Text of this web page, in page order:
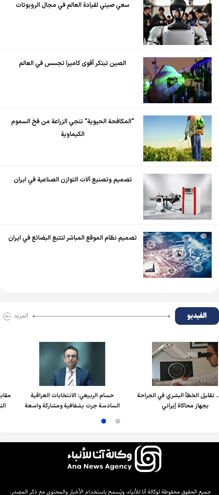
سعي صيني لقيادة العالم في مجال الروبوتات
الصين تبتكر أقوى كاميرا تجسس في العالم
"المكافحة الحيوية" تنجي الزراعة من فخ السموم
الكيماوية
تصميم وتصنيع آلات التوازن الصناعية في ايران
تصميم نظام الموقع المباشر لتتبع البضائع في ايران
الفیدیو المزید
البشري في الجراحة
إيراني
حسام الربیعي: الانتخابات العراقية
السادسة جرت بشفافية ومشاركة واسعة
مقابلة مع علي
النهج الوطني
جميع الحقوق محفوظة لوكالة آنا للأنباء، ويُسمح باستخدام الأخبار والمحتوى مع ذكر المصدر.